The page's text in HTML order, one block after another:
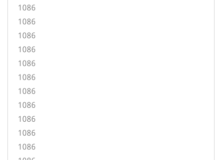
1086
1086
1086
1086
1086
1086
1086
1086
1086
1086
1086